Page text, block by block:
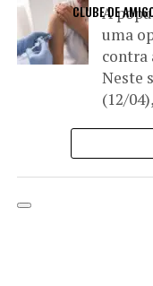
CLUBE DE
A
uma
contra
Neste
(12/